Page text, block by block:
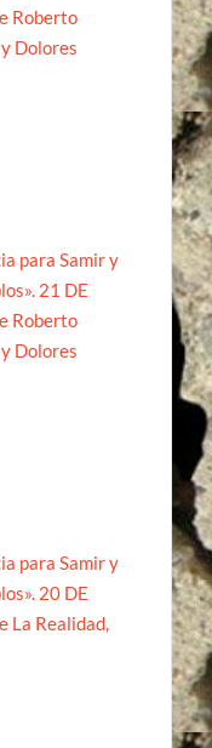
Roberto
Dolores
para Samir y
21 DE
Roberto
Dolores
para Samir y
20 DE
La Realidad,